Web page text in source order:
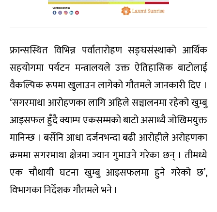
फ्रान्सस्थित विभिन्न पर्वातारोहण सङ्घसंस्थाको आर्थिक
सहयोगमा पर्यटन मन्त्रालयले उक्त ऐतिहासिक बाटोलाई
वैकल्पिक रूपमा खुलाउन लागेको गौतमले जानकारी दिए ।
‘सगरमाथा आरोहणका लागि अहिले सञ्चालनमा रहेको खुम्बु
आइसफल हुँदै क्याम्प एकसम्मको बाटो असाध्यै जोखिमयुक्त
मानिन्छ । बर्सेनि आधा दर्जनभन्दा बढी आरोहीले अरोहणका
क्रममा सगरमाथा क्षेत्रमा ज्यान गुमाउने गरेका छन् । तीमध्ये
एक चौथायी घटना खुम्बु आइसफलमा हुने गरेको छ’,
विभागका निर्देशक गौतमले भने ।